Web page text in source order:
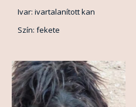
Ivar: ivartalanított kan
Szín: fekete